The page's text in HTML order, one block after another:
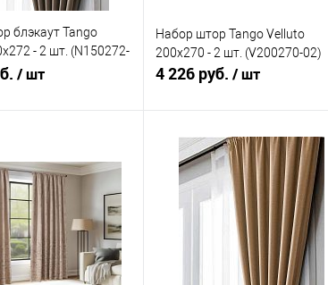
блэкаут Tango
- 2 шт. (N150272-
/ шт
1 клик
Сравнение
В наличии
Набор штор Tango Velluto
200x270 - 2 шт. (V200270-02)
4 226 руб. / шт
В корзину
Купить в 1 клик
Сравнение
В избранное
В наличии